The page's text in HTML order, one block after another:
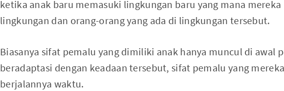
ketika anak baru memasuki lingkungan baru yang mana
lingkungan dan orang-orang yang ada di lingkungan tersebut.
Biasanya sifat pemalu yang dimiliki anak hanya muncul di awal
beradaptasi dengan keadaan tersebut, sifat pemalu yang
berjalannya waktu.